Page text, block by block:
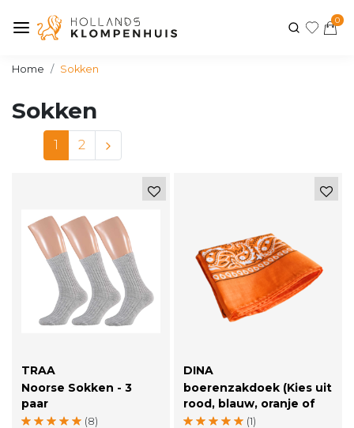
0
Home Sokken
Sokken
1 2
TRAA
Noorse Sokken - 3
paar
(8)
DINA
boerenzakdoek (Kies uit
rood, blauw, oranje of
zwart)
(1)